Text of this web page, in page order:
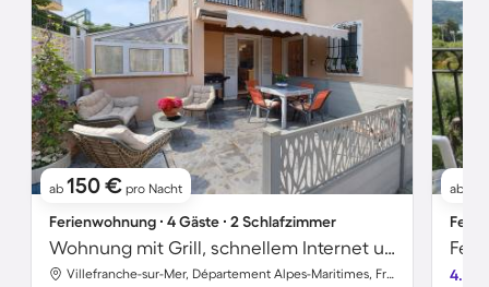
ab 150 € pro Nacht
Ferienwohnung ∙ 4 Gäste ∙ 2 Schlafzimmer
Wohnung mit Grill, schnellem Internet und Terrasse | Meerblick
Villefranche-sur-Mer, Département Alpes-Maritimes, Frankreich
ab
4.6